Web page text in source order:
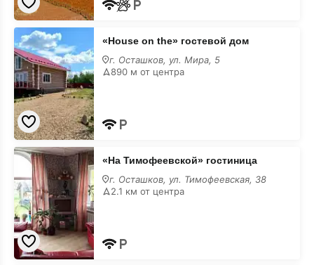
«House
on
the»
гостевой
дом
«House on the» гостевой дом
г. Осташков, ул. Мира, 5
890 м от центра
«На
Тимофеевской»
гостиница
«На Тимофеевской» гостиница
г. Осташков, ул. Тимофеевская, 38
2.1 км от центра